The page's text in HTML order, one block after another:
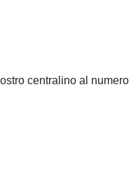
centralino al numero